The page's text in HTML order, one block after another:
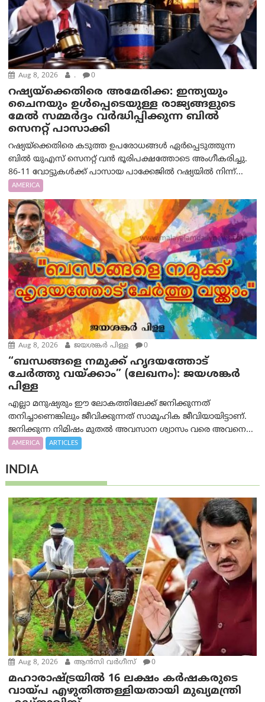
Aug 8, 2026 . 0
റഷ്യയ്‌ക്കെതിരെ അമേരിക്ക: ഇന്ത്യയും
ചൈനയും ഉൾപ്പെടെയുള്ള രാജ്യങ്ങളുടെ
മേൽ സമ്മർദ്ദം വർദ്ധിപ്പിക്കുന്ന ബിൽ
സെനറ്റ് പാസാക്കി
റഷ്യയ്‌ക്കെതിരെ കടുത്ത ഉപരോധങ്ങൾ ഏർപ്പെടുത്തുന്ന
ബിൽ യുഎസ് സെനറ്റ് വൻ ഭൂരിപക്ഷത്തോടെ അംഗീകരിച്ചു.
86-11 വോട്ടുകൾക്ക് പാസായ പാക്കേജിൽ റഷ്യയിൽ നിന്ന്...
AMERICA
Aug 8, 2026 ജയശങ്കര്‍ പിള്ള 0
“ബന്ധങ്ങളെ നമുക്ക് ഹൃദയത്തോട്
ചേർത്തു വയ്ക്കാം” (ലേഖനം): ജയശങ്കര്‍
പിള്ള
എല്ലാ മനുഷ്യരും ഈ ലോകത്തിലേക്ക് ജനിക്കുന്നത്
തനിച്ചാണെങ്കിലും ജീവിക്കുന്നത് സാമൂഹിക ജീവിയായിട്ടാണ്.
ജനിക്കുന്ന നിമിഷം മുതൽ അവസാന ശ്വാസം വരെ അവനെ...
AMERICA ARTICLES
INDIA
Aug 8, 2026 ആന്‍സി വര്‍ഗീസ് 0
മഹാരാഷ്ട്രയിൽ 16 ലക്ഷം കർഷകരുടെ
വായ്പ എഴുതിത്തള്ളിയതായി മുഖ്യമന്ത്രി